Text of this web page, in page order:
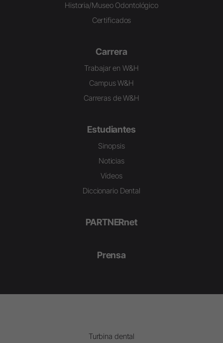
Historia/Museo Odontológico
Certificados
Carrera
Trabajar en W&H
Campus W&H
Carreras de W&H
Estudiantes
Sinopsis
Noticias
Vídeos
Diccionario Dental
PARTNERnet
Prensa
Turbina dental